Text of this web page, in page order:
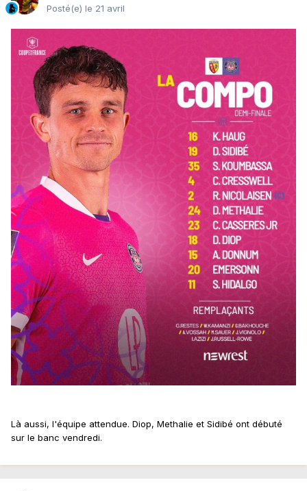
Posté(e) le 21 avril
Là aussi, l'équipe attendue. Diop, Methalie et Sidibé ont débuté
sur le banc vendredi.